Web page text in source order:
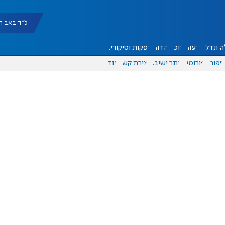
כ"ד באב תשפ"ו
ונדל"ן דעות אוכל יהדות הפקות וסיקורים
ספורט פורומים אתר ישיבה יצירת קשר עוד